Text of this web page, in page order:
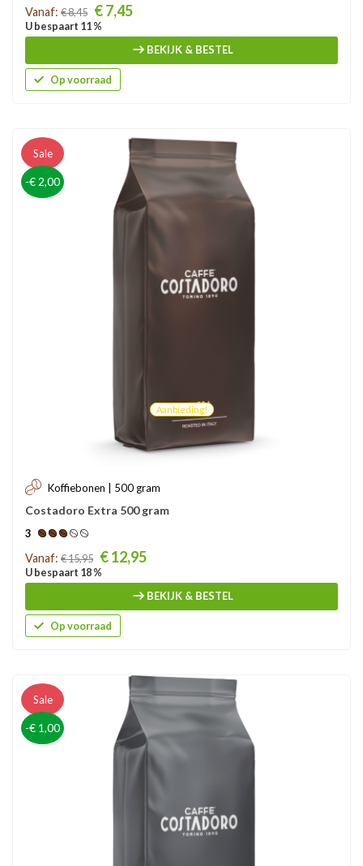
Prijs
Vanaf: € 8,45 € 7,45
U bespaart 11 %
BEKIJK & BESTEL
Op voorraad
Sale
-€ 2,00
Aanbieding!
Koffiebonen | 500 gram
Costadoro Extra 500 gram
3
Prijs
Vanaf: € 15,95 € 12,95
U bespaart 18 %
BEKIJK & BESTEL
Op voorraad
Sale
-€ 1,00